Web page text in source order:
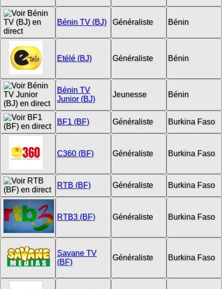
Bénin TV (BJ) Généraliste Bénin
Etélé (BJ) Généraliste Bénin
Bénin TV
Junior (BJ)
Jeunesse Bénin
BF1 (BF) Généraliste Burkina Faso
C360 (BF) Généraliste Burkina Faso
RTB (BF) Généraliste Burkina Faso
RTB3 (BF) Généraliste Burkina Faso
Savane TV
(BF)
Généraliste Burkina Faso